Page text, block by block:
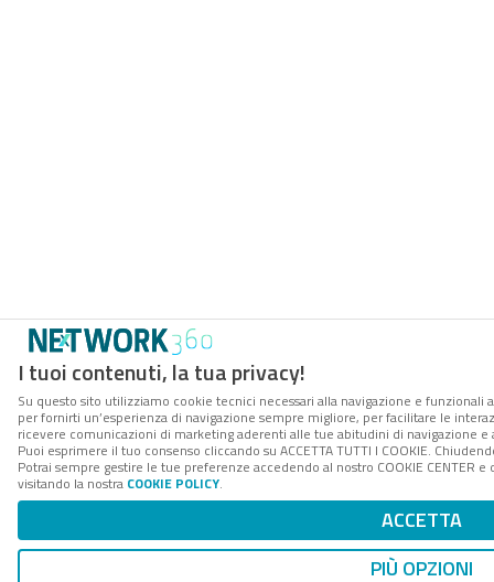
I tuoi contenuti, la tua privacy!
Su questo sito utilizziamo cookie tecnici necessari alla navigazione e funzionali
per fornirti un’esperienza di navigazione sempre migliore, per facilitare le
ricevere comunicazioni di marketing aderenti alle tue abitudini di navigazione e
Puoi esprimere il tuo consenso cliccando su ACCETTA TUTTI I COOKIE.
Potrai sempre gestire le tue preferenze accedendo al nostro COOKIE
visitando la nostra COOKIE POLICY.
ACCETTA
PIÙ OPZIONI